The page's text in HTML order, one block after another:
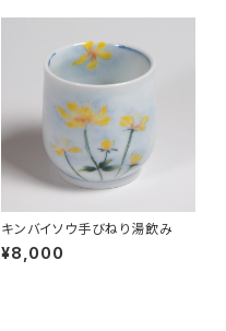
キンバイソウ手びねり湯飲み
¥8,000